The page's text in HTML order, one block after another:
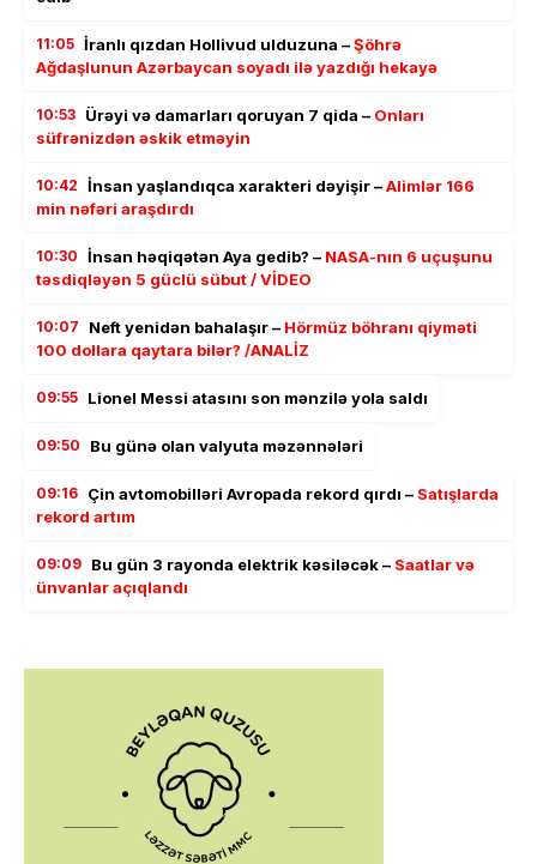
11:05 İranlı qızdan Hollivud ulduzuna –Şöhrə
Ağdaşlunun Azərbaycan soyadı ilə yazdığı hekayə
10:53 Ürəyi və damarları qoruyan 7 qida – Onları
süfrənizdən əskik etməyin
10:42 İnsan yaşlandıqca xarakteri dəyişir –Alimlər 166
min nəfəri araşdırdı
10:30 İnsan həqiqətən Aya gedib? – NASA-nın 6 uçuşunu
təsdiqləyən 5 güclü sübut / VİDEO
10:07 Neft yenidən bahalaşır – Hörmüz böhranı qiyməti
100 dollara qaytara bilər? /ANALİZ
09:55 Lionel Messi atasını son mənzilə yola saldı
09:50 Bu günə olan valyuta məzənnələri
09:16 Çin avtomobilləri Avropada rekord qırdı – Satışlarda
rekord artım
09:09 Bu gün 3 rayonda elektrik kəsiləcək – Saatlar və
ünvanlar açıqlandı